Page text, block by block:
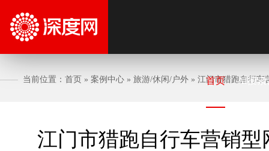
首页 AI搜索
当前位置： 首页 » 案例中心 » 旅游/休闲/户外 » 江门市猎跑自行车
江门市猎跑自行车营销型